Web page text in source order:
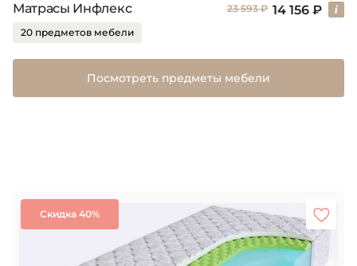
Матрасы Инфлекс 23 593 ₽ 14 156 ₽
20 предметов мебели
Посмотреть предметы мебели
Скидка 40%